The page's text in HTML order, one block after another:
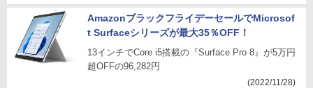
AmazonブラックフライデーセールでMicrosof
t Surfaceシリーズが最大35％OFF！
13インチでCore i5搭載の『Surface Pro 8』が5万円
超OFFの96,282円
(2022/11/28)